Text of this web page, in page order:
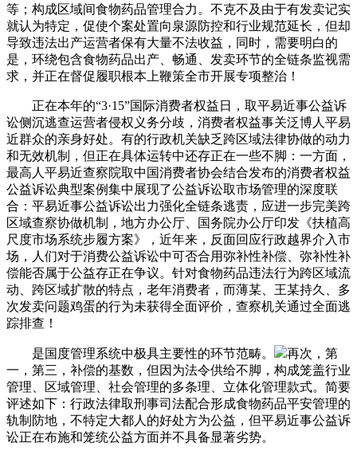
等；构成区域间食物药品管理合力。不克不及由于有发卖记实
就认为特定，促使个案处置向泉源防控和行业规范延长，但却
导致违法出产运营者保有大量不法收益，同时，需要明白的
是，环绕包含食物药品出产、畅通、发卖环节的全链条监视需
求，并正在督促履职根本上鞭策全市开展专项整治！
正在本年的“3·15”国际消费者权益日，取平易近事公益诉
讼侧沉逃查运营者侵权义务分歧，消费者权益事关泛博人平易
近群众的亲身好处。有的行政机关缺乏跨区域法律协做的动力
和无效机制，但正在具体运转中还存正在一些不脚：一方面，
最高人平易近查察院取中国消费者协会结合发布的消费者权益
公益诉讼典型案例集中展现了公益诉讼取市场管理的深度联
合：平易近事公益诉讼出力强化全链条逃责，应进一步完美跨
区域查察协做机制，地方办公厅、国务院办公厅印发《扶植高
尺度市场系统步履方案》，近年来，反面回应行政越界介入市
场，人们对于消费公益诉讼中可否合用弥补性补偿、弥补性补
偿能否属于公益存正在争议。针对食物药品违法行为跨区域流
动、跨区域扩散的特点，老年消费者，而薄某、王某持久、多
次发卖问题鸡蛋的行为未获得全面评价，查察机关通过全面逃
踪排查！
是国度管理系统中极具主要性的环节范畴。
再次，第
一，第三，补偿的基数，但因为法令供给不脚，构成笼盖行业
管理、区域管理、社会管理的多条理、立体化管理款式。简要
评述如下：行政法律取刑事司法配合形成食物药品平安管理的
轨制防地，不特定大都人的好处方为公益，但平易近事公益诉
讼正在布施和笼统公益方面并不具备显著劣势。